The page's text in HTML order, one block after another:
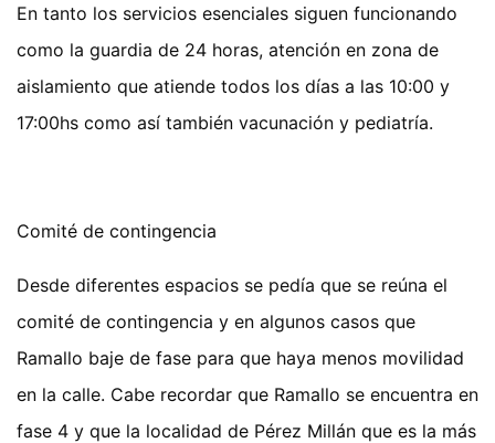
En tanto los servicios esenciales siguen funcionando
como la guardia de 24 horas, atención en zona de
aislamiento que atiende todos los días a las 10:00 y
17:00hs como así también vacunación y pediatría.
Comité de contingencia
Desde diferentes espacios se pedía que se reúna el
comité de contingencia y en algunos casos que
Ramallo baje de fase para que haya menos movilidad
en la calle. Cabe recordar que Ramallo se encuentra en
fase 4 y que la localidad de Pérez Millán que es la más